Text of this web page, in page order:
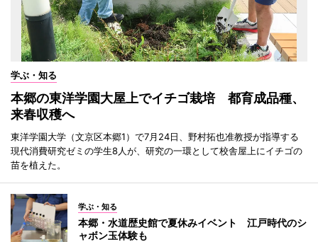
学ぶ・知る
本郷の東洋学園大屋上でイチゴ栽培 都育成品種、
来春収穫へ
東洋学園大学（文京区本郷1）で7月24日、野村拓也准教授が指導する
現代消費研究ゼミの学生8人が、研究の一環として校舎屋上にイチゴの
苗を植えた。
学ぶ・知る
本郷・水道歴史館で夏休みイベント 江戸時代のシ
ャボン玉体験も